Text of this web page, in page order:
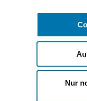
Nur
FAQ ÜBER